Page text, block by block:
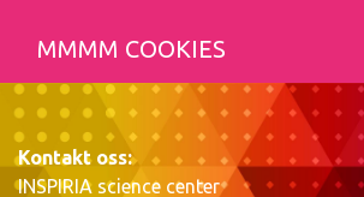
MMMM COOKIES
Kontakt oss:
INSPIRIA science center